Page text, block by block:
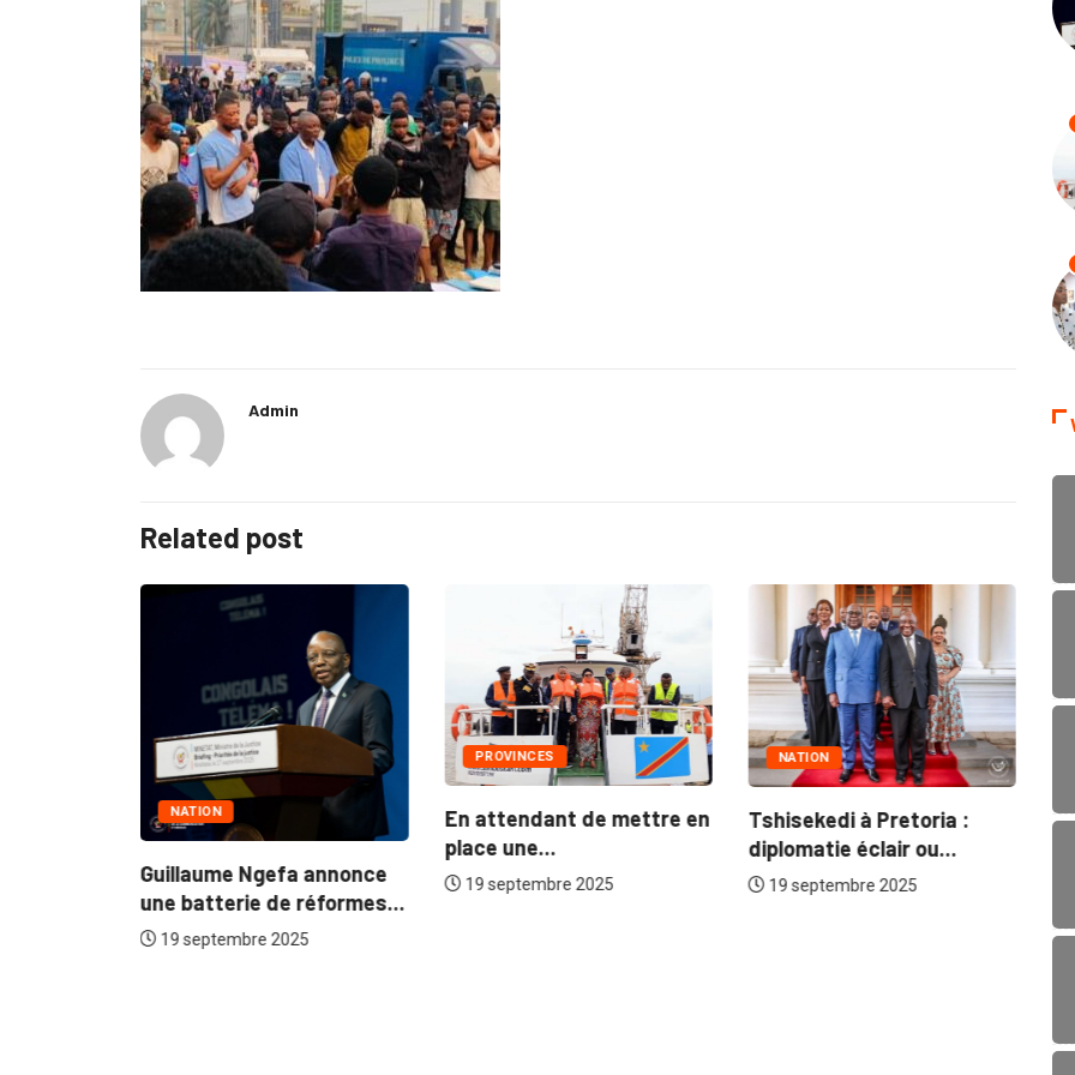
Admin
Related post
NATION
Guillaume Ngefa annonce
une batterie de réformes...
19 septembre 2025
PROVINCES
En attendant de mettre en
place une...
19 septembre 2025
NATION
Tshisekedi à Pretoria :
diplomatie éclair ou...
19 septembre 2025